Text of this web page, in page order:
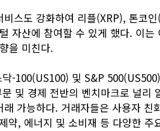
스도 강화하여 리플(XRP), 톤코
자산에 참여할 수 있게 했다. 이
을 미친다.
-100(US100) 및 S&P
및 경제 전반의 벤치마크로 널리
가능하다. 거래자들은 사용자
약, 에너지 및 소비재 등 다양한 주